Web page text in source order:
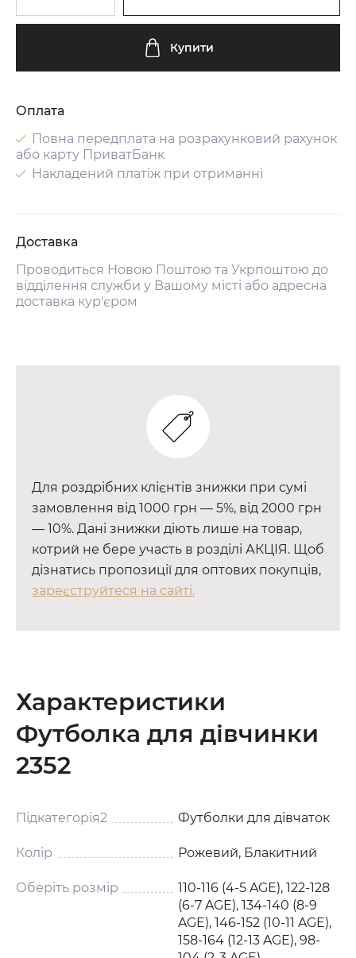
Купити
Оплата
Повна передплата на розрахунковий рахунок
або карту ПриватБанк
Накладений платіж при отриманні
Доставка
Проводиться Новою Поштою та Укрпоштою до
відділення служби у Вашому місті або адресна
доставка кур'єром
Для роздрібних клієнтів знижки при сумі
замовлення від 1000 грн — 5%, від 2000 грн
— 10%. Дані знижки діють лише на товар,
котрий не бере участь в розділі АКЦІЯ. Щоб
дізнатись пропозиції для оптових покупців,
зареєструйтеся на сайті.
Характеристики
Футболка для дівчинки
2352
Підкатегорія2 Футболки для дівчаток
Колір Рожевий, Блакитний
Оберіть розмір
110-116 (4-5 AGE), 122-128
(6-7 AGE), 134-140 (8-9
AGE), 146-152 (10-11 AGE),
158-164 (12-13 AGE), 98-